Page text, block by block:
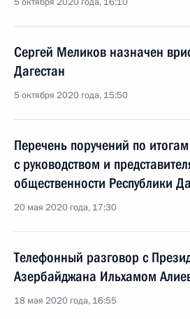
Сергей Меликов назначен
Дагестан
5 октября 2020 года, 15:50
Перечень поручений по
с руководством и
общественности Республики
20 мая 2020 года, 17:30
Телефонный разговор с
Азербайджана Ильхамом
18 мая 2020 года, 16:55